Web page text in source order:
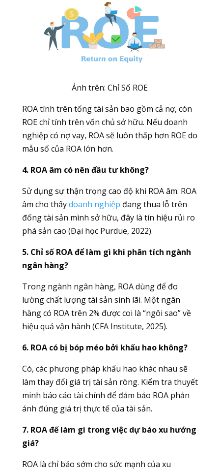
Ảnh trên: Chỉ Số ROE
ROA tính trên tổng tài sản bao gồm cả nợ, còn
ROE chỉ tính trên vốn chủ sở hữu. Nếu doanh
nghiệp có nợ vay, ROA sẽ luôn thấp hơn ROE do
mẫu số của ROA lớn hơn.
4. ROA âm có nên đầu tư không?
Sử dụng sự thận trọng cao độ khi ROA âm. ROA
âm cho thấydoanh nghiệp đang thua lỗ trên
đống tài sản mình sở hữu, đây là tín hiệu rủi ro
phá sản cao (Đại học Purdue, 2022).
5. Chỉ số ROA để làm gì khi phân tích ngành
ngân hàng?
Trong ngành ngân hàng, ROA dùng để đo
lường chất lượng tài sản sinh lãi. Một ngân
hàng có ROA trên 2% được coi là “ngôi sao” về
hiệu quả vận hành (CFA Institute, 2025).
6. ROA có bị bóp méo bởi khấu hao không?
Có, các phương pháp khấu hao khác nhau sẽ
làm thay đổi giá trị tài sản ròng. Kiểm tra thuyết
minh báo cáo tài chính để đảm bảo ROA phản
ánh đúng giá trị thực tế của tài sản.
7. ROA để làm gì trong việc dự báo xu hướng
giá?
ROA là chỉ báo sớm cho sức mạnh của xu